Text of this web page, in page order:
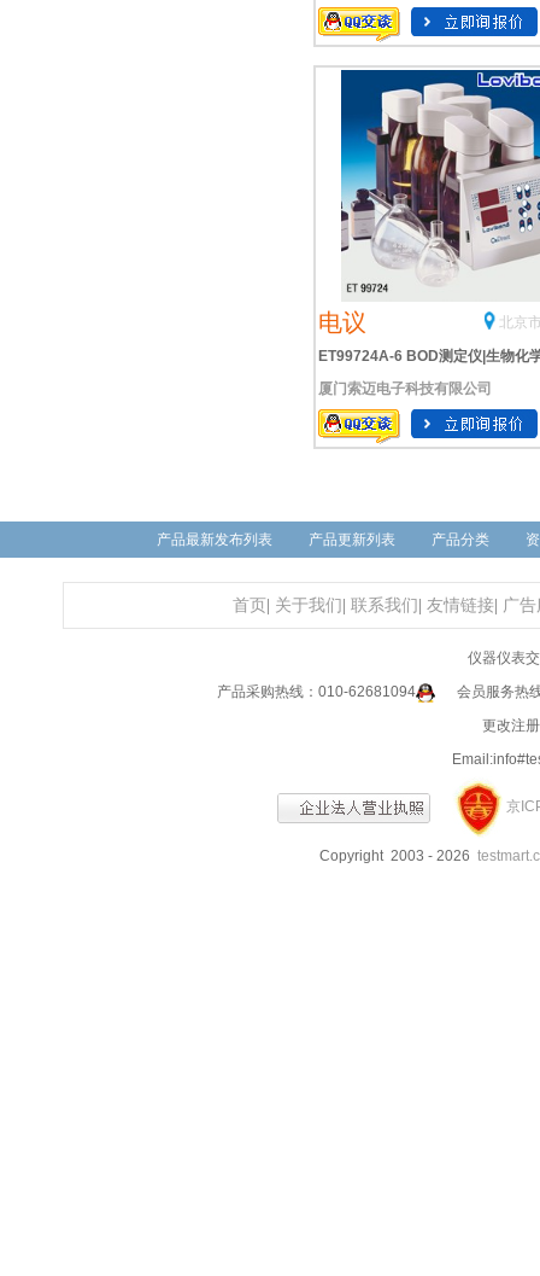
电议
北京
ET99724A-6 BOD测定仪|生物化
氧量测定仪
厦门索迈电子科技有限公司
产品最新发布列表 产品更新列表 产品分类
首页 关于我们 联系我们 友情链接| 广告
仪器仪表
产品采购热线：010-62681094
会员服务热
更改注
京
Copyright 2003 - 2026